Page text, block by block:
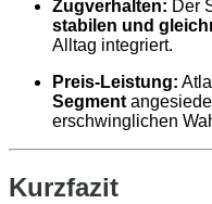
Zugverhalten: Der
stabilen und
Alltag integriert.
Preis‑Leistung:
Segment
erschwinglichen
Kurzfazit